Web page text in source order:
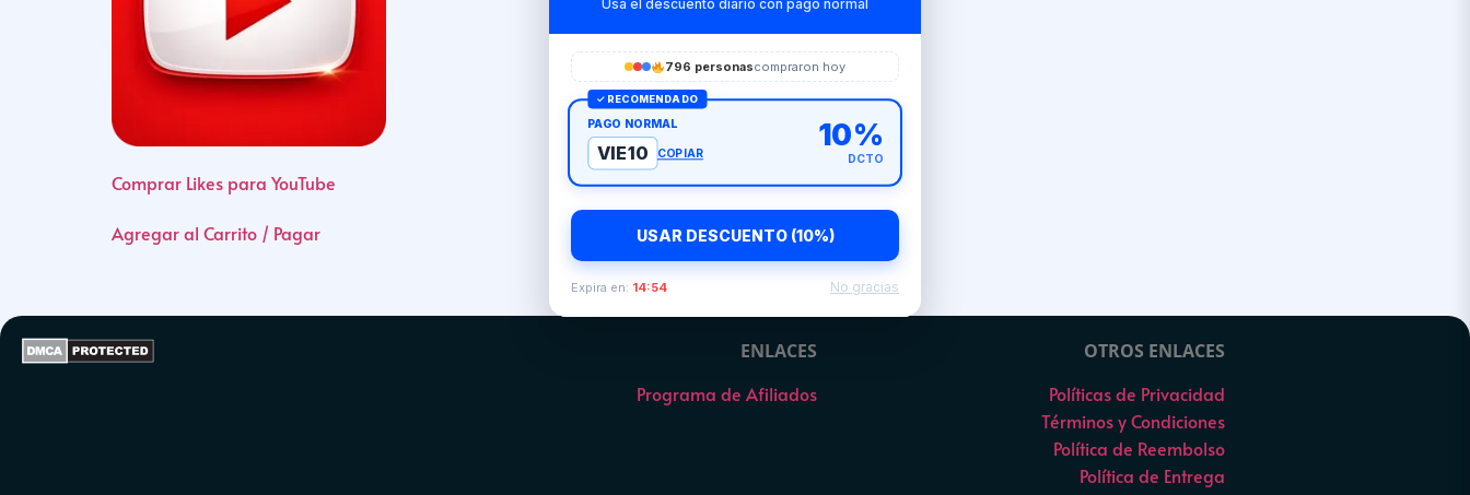
Comprar Likes para YouTube
Agregar al Carrito / Pagar
ENLACES
Programa de Afiliados
OTROS ENLACES
Políticas de Privacidad
Términos y Condiciones
Política de Reembolso
Política de Entrega
Usa el descuento diario con pago normal
796 personascompraron hoy
✓ RECOMENDADO
PAGO NORMAL
VIE10 COPIAR
10%
DCTO
USAR DESCUENTO (10%)
Expira en: 14:54 No gracias